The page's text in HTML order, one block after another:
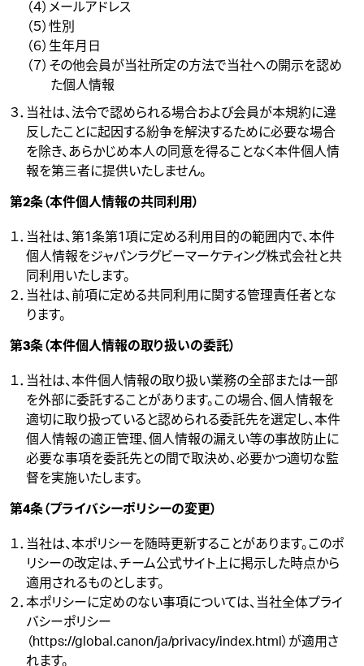
（４）メールアドレス
（５）性別
（６）生年月日
（７）その他会員が当社所定の方法で当社への開示を認め
た個人情報
３．当社は、法令で認められる場合および会員が本規約に違
反したことに起因する紛争を解決するために必要な場合
を除き、あらかじめ本人の同意を得ることなく本件個人情
報を第三者に提供いたしません。
第2条（本件個人情報の共同利用）
１．当社は、第1条第1項に定める利用目的の範囲内で、本件
個人情報をジャパンラグビーマーケティング株式会社と共
同利用いたします。
２．当社は、前項に定める共同利用に関する管理責任者とな
ります。
第3条（本件個人情報の取り扱いの委託）
１．当社は、本件個人情報の取り扱い業務の全部または一部
を外部に委託することがあります。この場合、個人情報を
適切に取り扱っていると認められる委託先を選定し、本件
個人情報の適正管理、個人情報の漏えい等の事故防止に
必要な事項を委託先との間で取決め、必要かつ適切な監
督を実施いたします。
第4条（プライバシーポリシーの変更）
１．当社は、本ポリシーを随時更新することがあります。このポ
リシーの改定は、チーム公式サイト上に掲示した時点から
適用されるものとします。
２．本ポリシーに定めのない事項については、当社全体プライ
バシーポリシー
（https://global.canon/ja/privacy/index.html ）が適用さ
れます。